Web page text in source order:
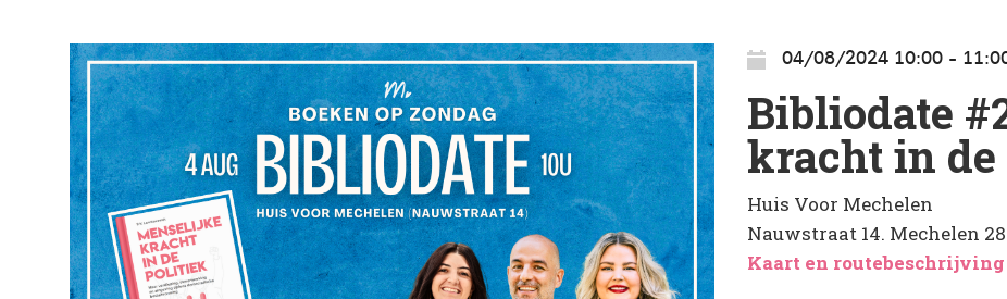
04/08/2024 10:00 -
Bibliodate
kracht in de
Huis Voor Mechelen
Nauwstraat 14. Mechelen
Kaart en routebeschrijving